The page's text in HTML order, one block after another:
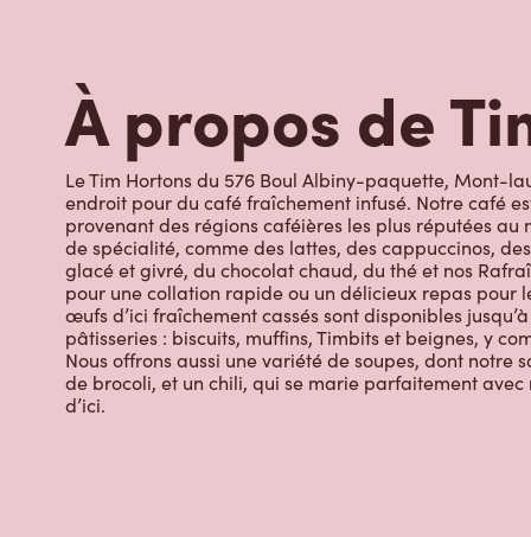
de spécialité, comme des lattes, des cappuccinos,
glacé et givré, du chocolat chaud, du thé et nos
pour une collation rapide ou un délicieux repas pour
œufs d’ici fraîchement cassés sont disponibles
pâtisseries : biscuits, muffins, Timbits et beignes, y
Nous offrons aussi une variété de soupes, dont notre
de brocoli, et un chili, qui se marie parfaitement
d’ici.